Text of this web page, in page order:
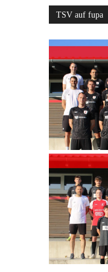
TSV auf fupa